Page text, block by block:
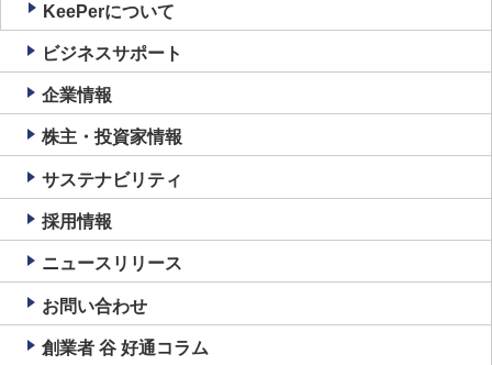
KeePerについて
ビジネスサポート
企業情報
株主・投資家情報
サステナビリティ
採用情報
ニュースリリース
お問い合わせ
創業者 谷 好通コラム